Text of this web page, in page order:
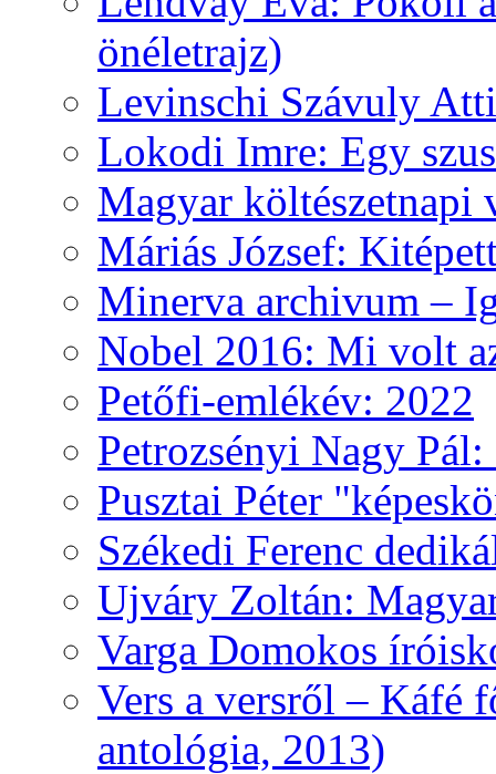
önéletrajz)
Levinschi Szávuly
Lokodi Imre: Egy
Magyar költészetnapi
Máriás József:
Minerva archivum –
Nobel 2016: Mi volt
Petőfi-emlékév: 2022
Petrozsényi Nagy
Pusztai Péter
Székedi Ferenc
Ujváry Zoltán:
Varga Domokos
Vers a versről – Káfé
antológia, 2013)